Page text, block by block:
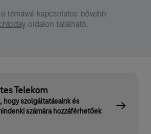
témával kapcsolatos bővebb
oldalon található.
Telekom
hogy szolgáltatásaink és
számára hozzáférhetőek